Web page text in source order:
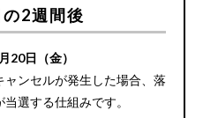
の2週間後
20日（金）
ンセルが発生した場合、落
選する仕組みです。